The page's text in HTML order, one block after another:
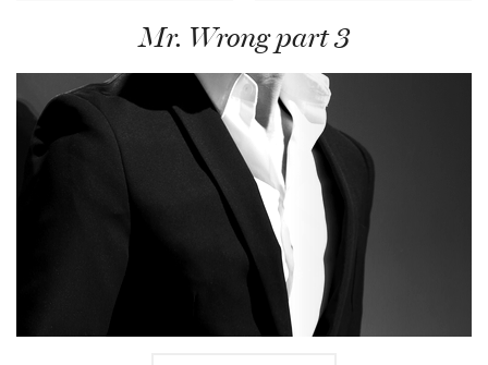
Mr. Wrong part 3